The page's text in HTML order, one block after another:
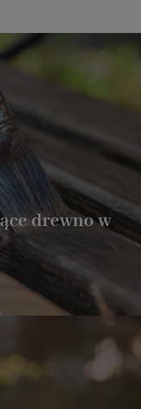
drewno w